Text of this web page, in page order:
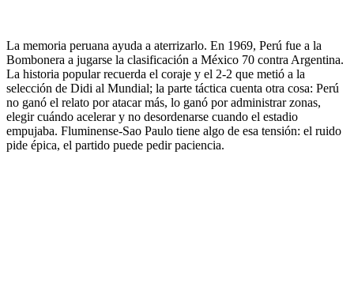
La memoria peruana ayuda a aterrizarlo. En 1969, Perú fue a la
Bombonera a jugarse la clasificación a México 70 contra Argentina.
La historia popular recuerda el coraje y el 2-2 que metió a la
selección de Didi al Mundial; la parte táctica cuenta otra cosa: Perú
no ganó el relato por atacar más, lo ganó por administrar zonas,
elegir cuándo acelerar y no desordenarse cuando el estadio
empujaba. Fluminense-Sao Paulo tiene algo de esa tensión: el ruido
pide épica, el partido puede pedir paciencia.